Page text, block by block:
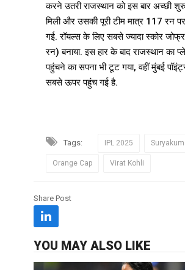
करने उतरी राजस्थान को इस बार अच्छी
मिली और उसकी पूरी टीम मात्र 117 रन पर
गई. रॉयल्स के लिए सबसे ज्यादा स्कोर
रन) बनाया. इस हार के बाद राजस्थान का
पहुंचने का सपना भी टूट गया, वहीं मुंबई
सबसे ऊपर पहुंच गई है.
Tags: IPL 2025
Orange Cap Virat Kohli
Share Post
YOU MAY ALSO LIKE